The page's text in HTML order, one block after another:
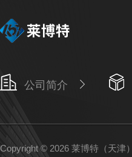
公司简介
Copyright © 2026 莱博特（天津